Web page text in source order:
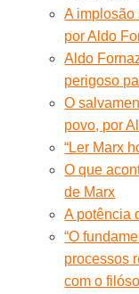
A implosão
por Aldo
Aldo
perigoso
O
povo, por
“Ler Marx
O que
de Marx
A potência
“O
processos
com o